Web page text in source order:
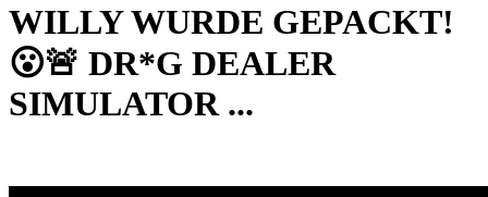
WILLY WURDE GEPACKT!
😮🚨 DR*G DEALER
SIMULATOR ...